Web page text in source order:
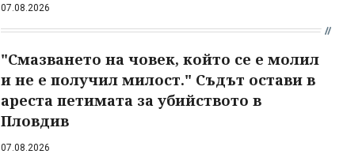
07.08.2026
"Смазването на човек, който се е молил
и не е получил милост." Съдът остави в
ареста петимата за убийството в
Пловдив
07.08.2026